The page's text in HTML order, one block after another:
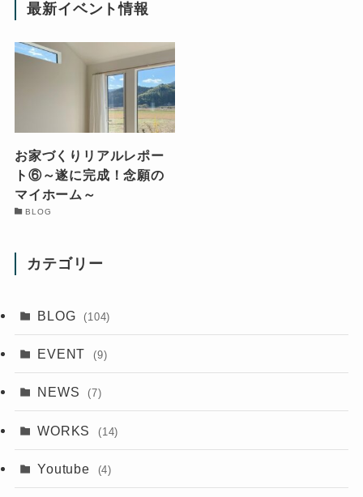
最新イベント情報
お家づくりリアルレポー
ト⑥～遂に完成！念願の
マイホーム～
BLOG
カテゴリー
BLOG (104)
EVENT (9)
NEWS (7)
WORKS (14)
Youtube (4)